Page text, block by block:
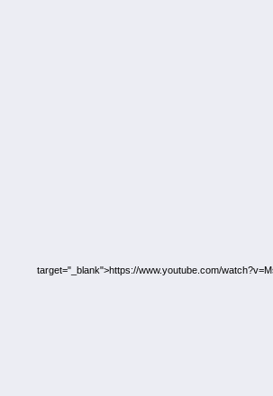
target="_blank">https://www.youtube.com/